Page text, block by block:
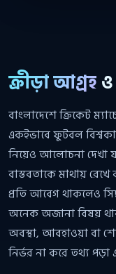
ক্রীড়া আগ্রহ
বাংলাদেশে ক্রিকেট
একইভাবে ফুটবল
নিয়েও আলোচনা দেখা
বাস্তবতাকে মাথায়
প্রতি আবেগ থাকলেও
অনেক অজানা বিষয়
অবস্থা, আবহাওয়া বা
নির্ভর না করে তথ্য পড়া